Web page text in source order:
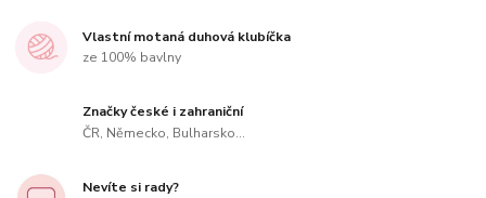
Vlastní motaná duhová klubíčka
ze 100% bavlny
Značky české i zahraniční
ČR, Německo, Bulharsko...
Nevíte si rady?